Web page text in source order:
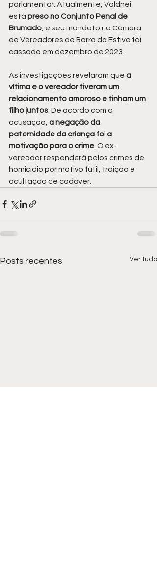
parlamentar. Atualmente, Valdnei
está preso no Conjunto Penal de
Brumado, e seu mandato na Câmara
de Vereadores de Barra da Estiva foi
cassado em dezembro de 2023.
As investigações revelaram que a
vítima e o vereador tiveram um
relacionamento amoroso e tinham um
filho juntos. De acordo com a
acusação, a negação da
paternidade da criança foi a
motivação para o crime. O ex-
vereador responderá pelos crimes de
homicídio por motivo fútil, traição e
ocultação de cadáver.
Posts recentes Ver tudo